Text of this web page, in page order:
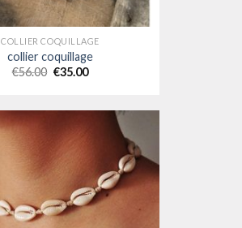
COLLIER COQUILLAGE
collier coquillage
€56.00 €35.00